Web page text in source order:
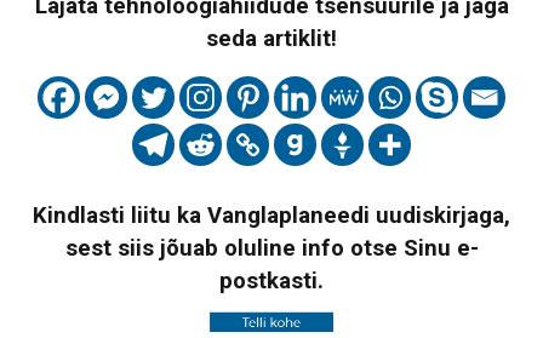
Lajata tehnoloogiahiidude tsensuurile ja jaga
seda artiklit!
Kindlasti liitu ka Vanglaplaneedi uudiskirjaga,
sest siis jõuab oluline info otse Sinu e-
postkasti.